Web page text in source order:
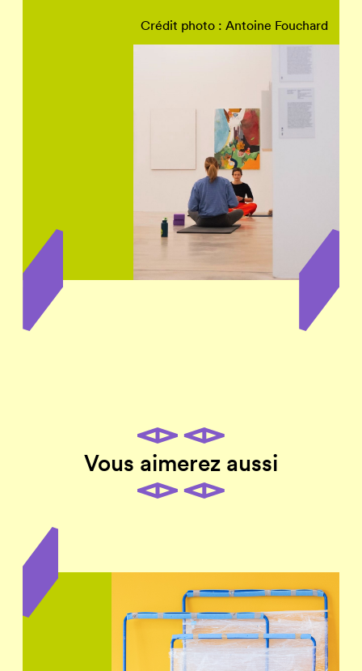
Crédit photo : Antoine Fouchard
Vous aimerez aussi